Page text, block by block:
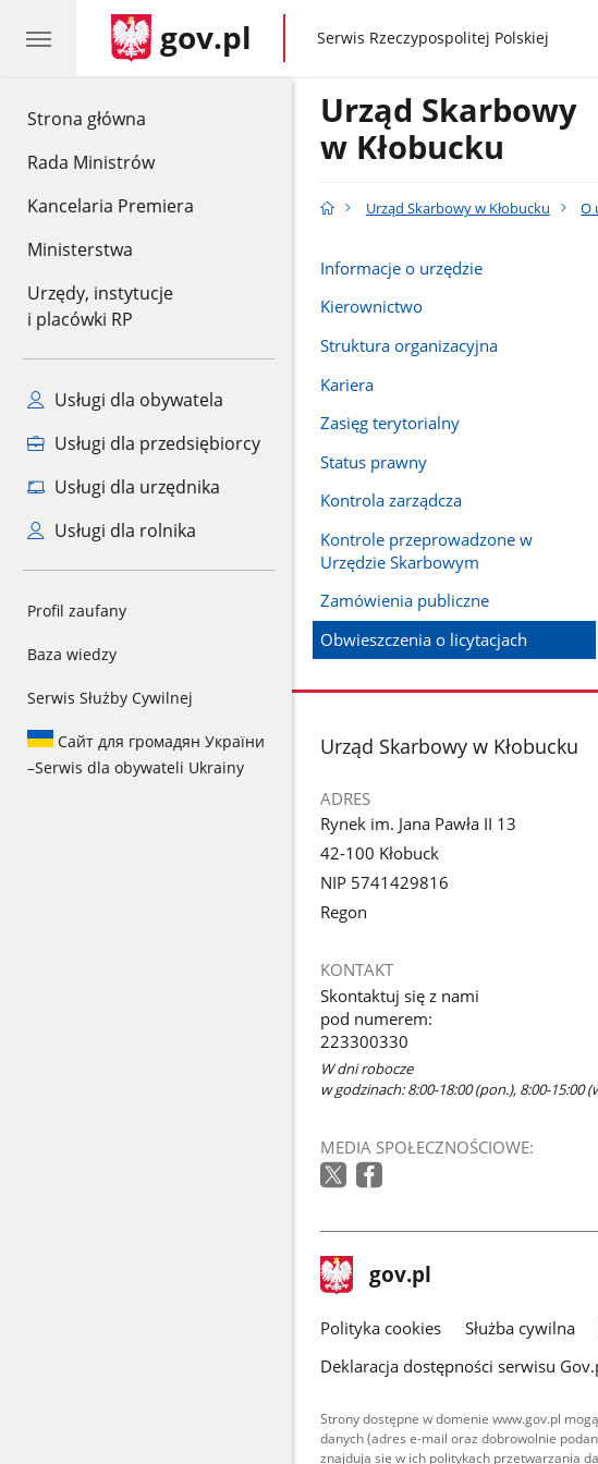
Strona główna
Rada Ministrów
Kancelaria Premiera
Ministerstwa
Urzędy, instytucje
i placówki RP
Usługi dla obywatela
Usługi dla przedsiębiorcy
Usługi dla urzędnika
Usługi dla rolnika
Profil zaufany
Baza wiedzy
Serwis Służby Cywilnej
Сайт для громадян України
–Serwis dla obywateli Ukrainy
gov.pl gov.pl
Serwis Rzeczypospolitej Polskiej
Urząd Skarbowy
w Kłobucku
Urząd Skarbowy w Kłobucku O
Informacje o urzędzie
Kierownictwo
Struktura organizacyjna
Kariera
Zasięg terytorialny
Status prawny
Kontrola zarządcza
Kontrole przeprowadzone w
Urzędzie Skarbowym
Zamówienia publiczne
Obwieszczenia o licytacjach
stopka
Urząd Skarbowy w Kłobucku
ADRES
Rynek im. Jana Pawła II 13
42-100 Kłobuck
NIP 5741429816
Regon
KONTAKT
Skontaktuj się z nami
pod numerem:
223300330
W dni robocze
w godzinach: 8:00-18:00 (pon.), 8:00-15:00
MEDIA SPOŁECZNOŚCIOWE:
stopka
gov.pl Strona
gov.pl
gov.pl
Polityka cookies Służba cywilna
Deklaracja dostępności serwisu
Strony dostępne w domenie www.gov.pl
danych (adres e-mail oraz dobrowolnie
znajdują się w ich politykach przetwarzania